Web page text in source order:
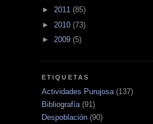
► 2011 (85)
► 2010 (73)
► 2009 (5)
ETIQUETAS
Actividades Purujosa (137)
Bibliografía (91)
Despoblación (90)